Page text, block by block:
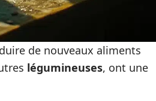
de nouveaux aliments
légumineuses, ont une